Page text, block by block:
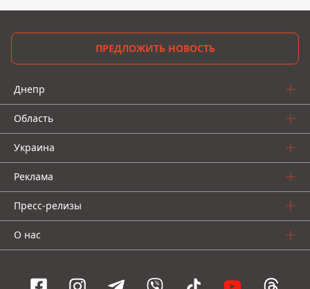
ПРЕДЛОЖИТЬ НОВОСТЬ
Днепр
Область
Украина
Реклама
Пресс-релизы
О нас